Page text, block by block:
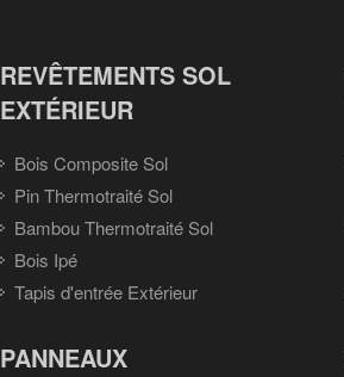
REVÊTEMENTS SOL
EXTÉRIEUR
Bois Composite Sol
Pin Thermotraité Sol
Bambou Thermotraité Sol
Bois Ipé
Tapis d'entrée Extérieur
PANNEAUX